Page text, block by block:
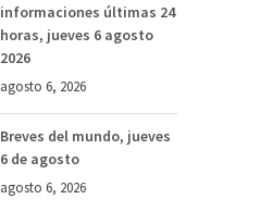
informaciones últimas 24
horas, jueves 6 agosto
2026
agosto 6, 2026
Breves del mundo, jueves
6 de agosto
agosto 6, 2026